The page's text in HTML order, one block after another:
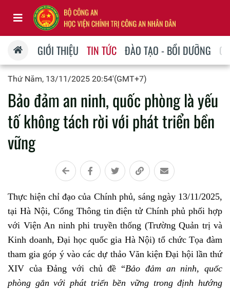
GIỚI THIỆU TIN TỨC ĐÀO TẠO - BỒI DƯỠNG
Thứ Năm, 13/11/2025 20:54'(GMT+7)
Bảo đảm an ninh, quốc phòng là yếu
tố không tách rời với phát triển bền
vững
Thực hiện chỉ đạo của Chính phủ, sáng ngày 13/11/2025,
tại Hà Nội, Cổng Thông tin điện tử Chính phủ phối hợp
với Viện An ninh phi truyền thống (Trường Quản trị và
Kinh doanh, Đại học quốc gia Hà Nội) tổ chức Tọa đàm
tham gia góp ý vào các dự thảo Văn kiện Đại hội lần thứ
XIV của Đảng với chủ đề “Bảo đảm an ninh, quốc
phòng gắn với phát triển bền vững trong định hướng